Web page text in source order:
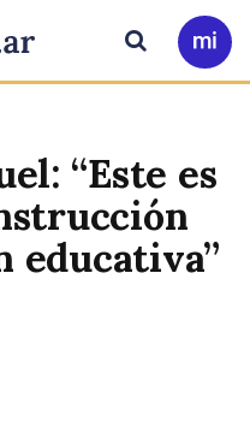
Ir
a
Buscar
“Este es
educativa”